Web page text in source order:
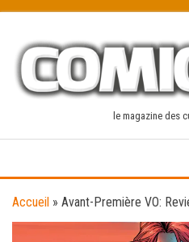
content
le magazine des
Accueil » Avant-Première VO: